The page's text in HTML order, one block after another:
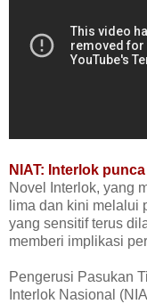
NIAT: Interlok
Novel Interlok, yang
lima dan kini melalui
yang sensitif terus
memberi implikasi
Pengerusi Pasukan
Interlok Nasional